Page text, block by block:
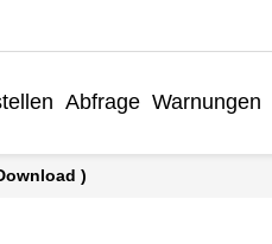
Abfrage Warnungen
)